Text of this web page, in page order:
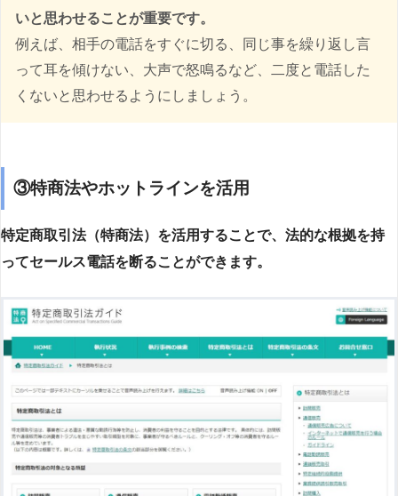
いと思わせることが重要です。
例えば、相手の電話をすぐに切る、同じ事を繰り返し言
って耳を傾けない、大声で怒鳴るなど、二度と電話した
くないと思わせるようにしましょう。
③特商法やホットラインを活用
特定商取引法（特商法）を活用することで、法的な根拠を持
ってセールス電話を断ることができます。